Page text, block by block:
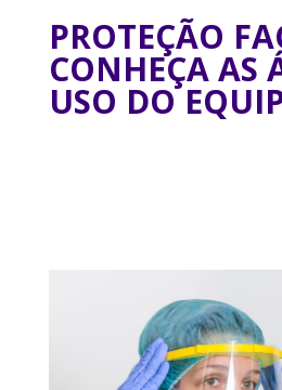
PROTEÇÃO
CONHEÇA AS
USO DO